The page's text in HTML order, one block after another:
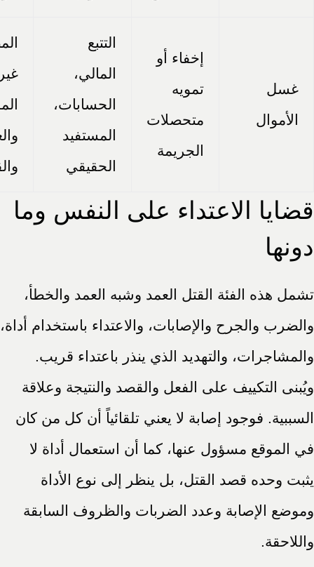
غسل
الأموال
إخفاء أو
تمويه
متحصلات
الجريمة
التتبع
المالي،
الحسابات،
المستفيد
الحقيقي
قضايا الاعتداء على النفس وما
دونها
تشمل هذه الفئة القتل العمد وشبه العمد والخطأ،
والضرب والجرح والإصابات، والاعتداء باستخدام أداة،
والمشاجرات، والتهديد الذي ينذر باعتداء قريب.
ويُبنى التكييف على الفعل والقصد والنتيجة وعلاقة
السببية. فوجود إصابة لا يعني تلقائياً أن كل من كان
في الموقع مسؤول عنها، كما أن استعمال أداة لا
يثبت وحده قصد القتل، بل ينظر إلى نوع الأداة
وموضع الإصابة وعدد الضربات والظروف السابقة
واللاحقة.